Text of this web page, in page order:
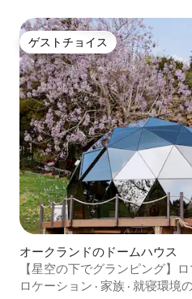
ゲストチョイス
ゲストチョイス
オークランドのドームハウス
【星空の下でグランピング】
イルのドームハウス
ロケーション · 家族 · 就寝環境